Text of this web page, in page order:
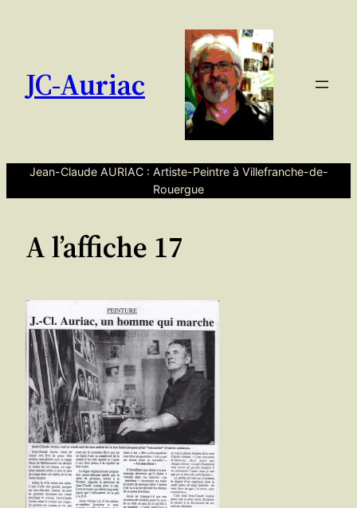
JC-Auriac
Jean-Claude AURIAC : Artiste-Peintre à Villefranche-de-
Rouergue
A l’affiche 17